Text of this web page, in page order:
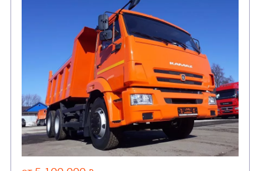
Автофургоны (2)
АВТОБУСЫ
Вахтовые автобусы(3)
АВТОЦИСТЕРНЫ
Автотопливозаправщики
CHAMELEON (г. Егорьевск) (8)
Крано-
установки (КМУ)
КОММУНАЛЬНАЯ
ТЕХНИКА
Комбинированные
машины(18)
Вакуумные машины